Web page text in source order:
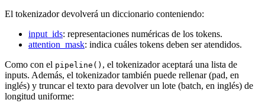
El tokenizador devolverá un diccionario conteniendo:
input_ids: representaciones numéricas de los tokens.
attention_mask: indica cuáles tokens deben ser atendidos.
Como con el pipeline() , el tokenizador aceptará una lista de
inputs. Además, el tokenizador también puede rellenar (pad, en
inglés) y truncar el texto para devolver un lote (batch, en inglés) de
longitud uniforme: